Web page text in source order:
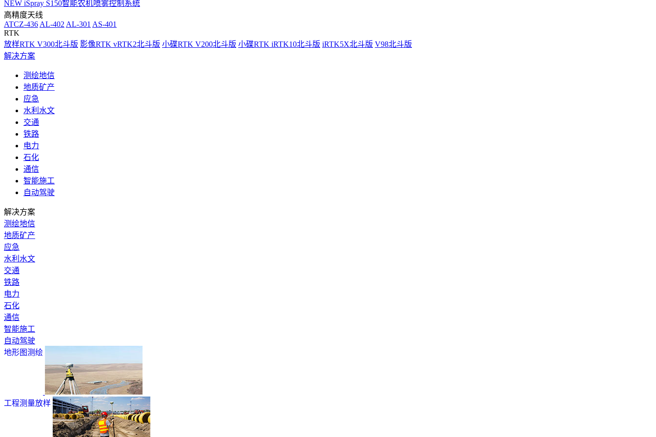
NEW iSpray S150智能农机喷雾控制系统
高精度天线
ATCZ-436 AL-402 AL-301 AS-401
RTK
放样RTK V300北斗版 影像RTK vRTK2北斗版 小碟RTK V200北斗版 小碟RTK iRTK10北斗版 iRTK5X北斗版 V98北斗版
解决方案
测绘地信
地质矿产
应急
水利水文
交通
铁路
电力
石化
通信
智能施工
自动驾驶
解决方案
测绘地信
地质矿产
应急
水利水文
交通
铁路
电力
石化
通信
智能施工
自动驾驶
地形图测绘
工程测量放样